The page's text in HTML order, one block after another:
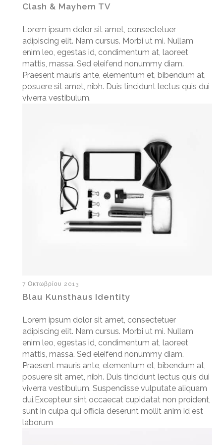
Clash & Mayhem TV
Lorem ipsum dolor sit amet, consectetuer
adipiscing elit. Nam cursus. Morbi ut mi. Nullam
enim leo, egestas id, condimentum at, laoreet
mattis, massa. Sed eleifend nonummy diam.
Praesent mauris ante, elementum et, bibendum at,
posuere sit amet, nibh. Duis tincidunt lectus quis dui
viverra vestibulum.
7 Οκτωβρίου 2013
Blau Kunsthaus Identity
Lorem ipsum dolor sit amet, consectetuer
adipiscing elit. Nam cursus. Morbi ut mi. Nullam
enim leo, egestas id, condimentum at, laoreet
mattis, massa. Sed eleifend nonummy diam.
Praesent mauris ante, elementum et, bibendum at,
posuere sit amet, nibh. Duis tincidunt lectus quis dui
viverra vestibulum. Suspendisse vulputate aliquam
dui.Excepteur sint occaecat cupidatat non proident,
sunt in culpa qui officia deserunt mollit anim id est
laborum